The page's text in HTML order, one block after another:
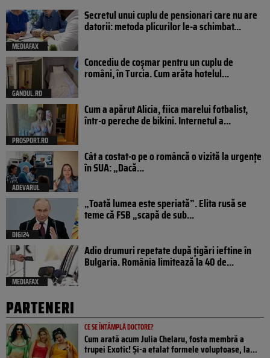
MEDIAFAX
Secretul unui cuplu de pensionari care nu are
datorii: metoda plicurilor le-a schimbat...
GANDUL.RO
Concediu de coșmar pentru un cuplu de
români, în Turcia. Cum arăta hotelul...
PROSPORT.RO
Cum a apărut Alicia, fiica marelui fotbalist,
într-o pereche de bikini. Internetul a...
ADEVARUL
Cât a costat-o pe o româncă o vizită la urgențe
în SUA: „Dacă...
DIGI24
„Toată lumea este speriată”. Elita rusă se
teme că FSB „scapă de sub...
MEDIAFAX
Adio drumuri repetate după țigări ieftine în
Bulgaria. România limitează la 40 de...
PARTENERI
CE SE ÎNTÂMPLĂ DOCTORE?
Cum arată acum Julia Chelaru, fosta membră a
trupei Exotic! Și-a etalat formele voluptoase, la...